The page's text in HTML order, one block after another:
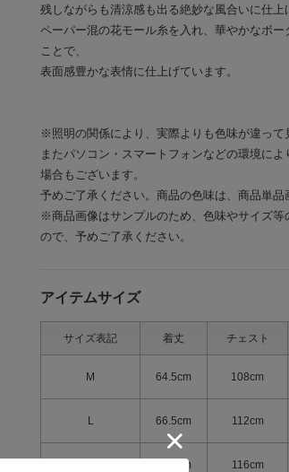
残しながらも清涼感も出る絶妙な風合いに仕上
ペーパー混の花モール糸を入れ、華やかなボ
ことで、
表面感豊かな表情に仕上げています。
※照明の関係により、実際よりも色味が違って
またパソコン・スマートフォンなどの環境に
場合もございます。
予めご了承ください。商品の色味は、商品単品
※商品画像はサンプルのため、色味やサイズ
ので、予めご了承ください。
アイテムサイズ
サイズ表記 着丈 チェスト
M 64.5cm 108cm
L 66.5cm 112cm
68.5cm 116cm